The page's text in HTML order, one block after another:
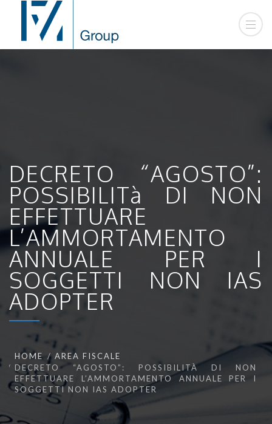
DECRETO “AGOSTO”:
POSSIBILITà DI NON
EFFETTUARE
L’AMMORTAMENTO
ANNUALE PER I
SOGGETTI NON IAS
ADOPTER
HOME
AREA FISCALE
DECRETO “AGOSTO”: POSSIBILITÀ DI NON
EFFETTUARE L’AMMORTAMENTO ANNUALE PER I
SOGGETTI NON IAS ADOPTER